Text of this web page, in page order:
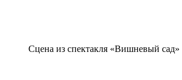
Сцена из спектакля «Вишневый